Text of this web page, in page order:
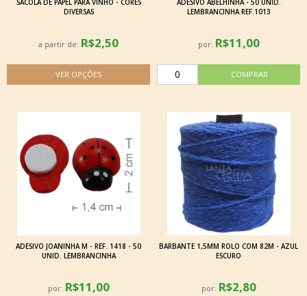
SACOLA DE PAPEL PARA VINHO - CORES
DIVERSAS
a partir de: R$2,50
ADESIVO ABELHINHA - 50 UNID.
LEMBRANCINHA REF.1013
por: R$11,00
ADESIVO JOANINHA M - REF. 1418 - 50
UNID. LEMBRANCINHA
por: R$11,00
BARBANTE 1,5MM ROLO COM 82M - AZUL
ESCURO
por: R$2,80